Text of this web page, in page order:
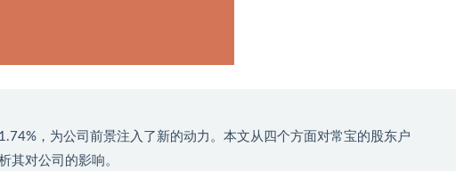
，为公司前景注入了新的动力。本文从四个方面对常宝的股东户
其对公司的影响。